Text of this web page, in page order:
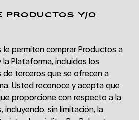
PRODUCTOS Y/O
le permiten comprar Productos a
la Plataforma, incluidos los
terceros que se ofrecen a
Usted reconoce y acepta que
proporcione con respecto a la
incluyendo, sin limitación, la